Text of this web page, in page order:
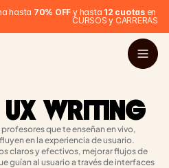
hasta 70% OFF y hasta 12 cuotas en
CURSOS y CARRERAS
WRITING
que te enseñan en vivo,
en la experiencia de usuario.
claros y efectivos, mejorar flujos de
guían al usuario a través de interfaces